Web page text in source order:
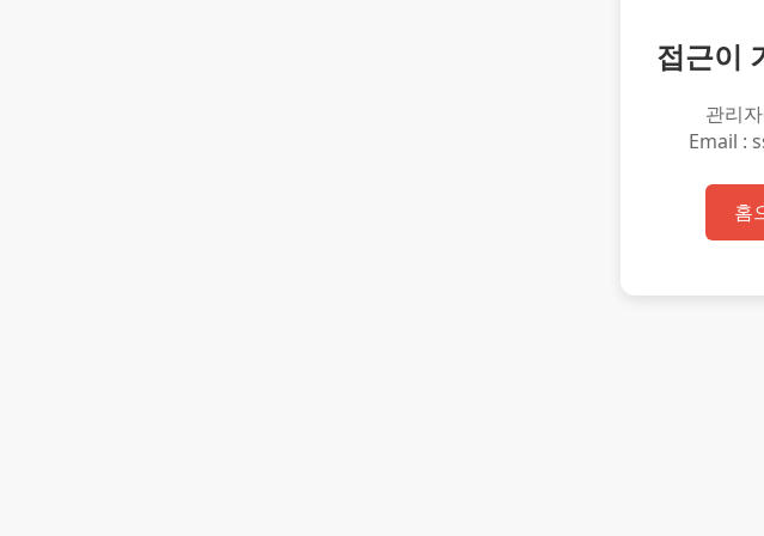
접근이
관리
Email :
홈